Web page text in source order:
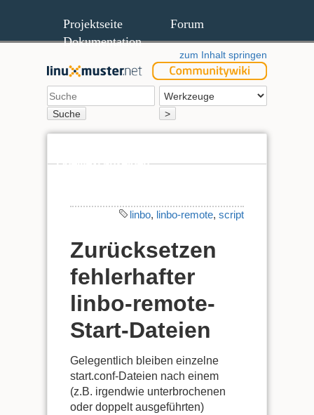
Projektseite
Forum
Dokumentation
zum Inhalt springen
Suche >
Quelltext anzeigen
linbo, linbo-remote, script
Zurücksetzen
fehlerhafter
linbo-remote-
Start-Dateien
Gelegentlich bleiben einzelne
start.conf-Dateien nach einem
(z.B. irgendwie unterbrochenen
oder doppelt ausgeführten)